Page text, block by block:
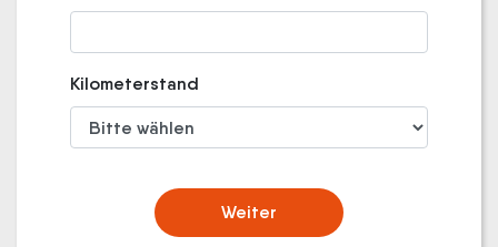
Kilometerstand
Weiter